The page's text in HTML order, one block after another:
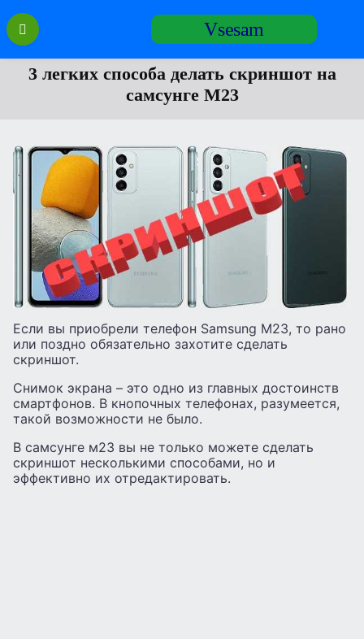
Перейти
содержанию
Vsesam
3 легких способа делать скриншот на
самсунге М23
Если вы приобрели телефон Samsung M23, то рано
или поздно обязательно захотите сделать
скриншот.
Снимок экрана – это одно из главных достоинств
смартфонов. В кнопочных телефонах, разумеется,
такой возможности не было.
В самсунге м23 вы не только можете сделать
скриншот несколькими способами, но и
эффективно их отредактировать.